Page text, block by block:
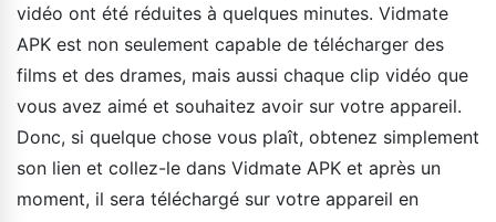
vidéo ont été réduites à quelques minutes. Vidmate
APK est non seulement capable de télécharger des
films et des drames, mais aussi chaque clip vidéo que
vous avez aimé et souhaitez avoir sur votre appareil.
Donc, si quelque chose vous plaît, obtenez simplement
son lien et collez-le dans Vidmate APK et après un
moment, il sera téléchargé sur votre appareil en